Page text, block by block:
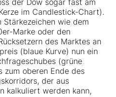
der Dow sogar fast am
im Candlestick-Chart).
Stärkezeichen wie dem
Marke oder den
des Marktes an
(blaue Kurve) nun ein
(grüne
zum oberen Ende des
der aus
kalkuliert werden kann,